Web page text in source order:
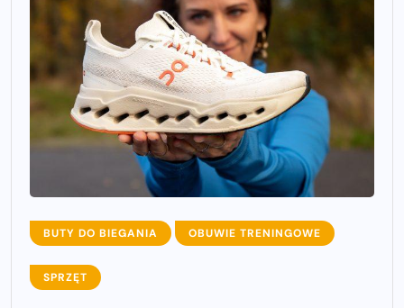
BUTY DO BIEGANIA OBUWIE TRENINGOWE
SPRZĘT